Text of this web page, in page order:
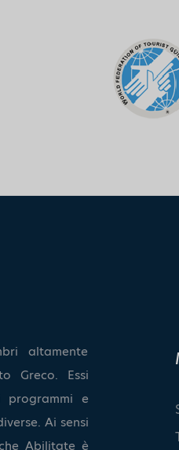
altamente
Greco. Essi
programmi e
Ai sensi
Abilitate è